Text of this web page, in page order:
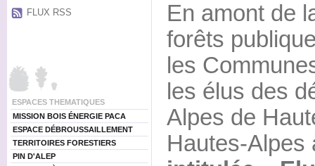
FLUX RSS
ESPACES THEMATIQUES
MISSION BOIS ÉNERGIE PACA
ESPACE DÉBROUSSAILLEMENT
TERRITOIRES FORESTIERS
PIN D'ALEP
En amont de
forêts
les
les élus des
Alpes de
Hautes-